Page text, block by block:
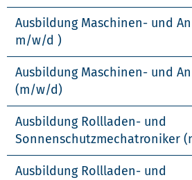
Ausbildung Maschinen- und
m/w/d )
Ausbildung Maschinen- und
(m/w/d)
Ausbildung Rollladen- und
Sonnenschutzmechatroniker
Ausbildung Rollladen- und